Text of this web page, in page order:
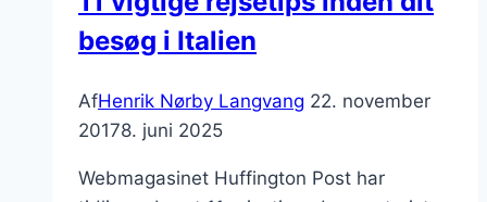
besøg i Italien
AfHenrik Nørby Langvang 22. november
20178. juni 2025
Webmagasinet Huffington Post har